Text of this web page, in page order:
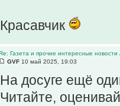
Красавчик
Газета и прочие интересные новости
GVF 10 май 2025, 19:03
На досуге ещё
Читайте,